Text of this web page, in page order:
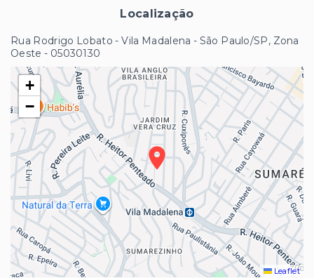
Localização
Rua Rodrigo Lobato - Vila Madalena - São Paulo/SP, Zona
Oeste - 05030130
+
−
Leaflet